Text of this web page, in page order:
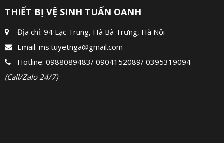
THIẾT BỊ VỆ SINH TUẤN OANH
Địa chỉ: 94 Lạc Trung, Hà Bà Trưng, Hà Nội
Email: ms.tuyetnga@gmail.com
Hotline: 0988089483/ 0904152089/ 0395319094
(Call/Zalo 24/7)